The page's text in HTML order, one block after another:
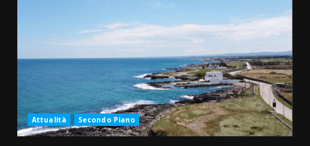
Attualità Secondo Piano